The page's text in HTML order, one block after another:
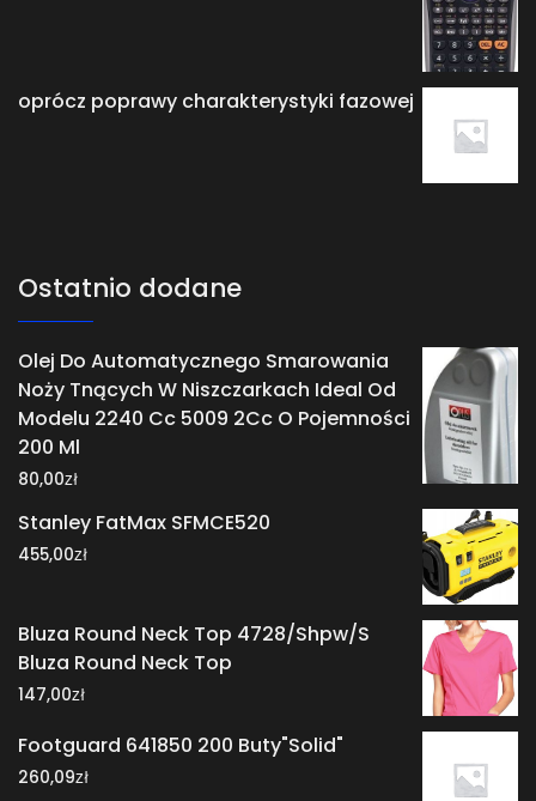
oprócz poprawy charakterystyki fazowej
Ostatnio dodane
Olej Do Automatycznego Smarowania
Noży Tnących W Niszczarkach Ideal Od
Modelu 2240 Cc 5009 2Cc O Pojemności
200 Ml
80,00zł
Stanley FatMax SFMCE520
455,00zł
Bluza Round Neck Top 4728/Shpw/S
Bluza Round Neck Top
147,00zł
Footguard 641850 200 Buty"Solid"
260,09zł